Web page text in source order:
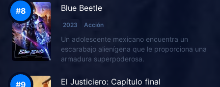
Blue Beetle
2023 Acción
Un adolescente mexicano encuentra un
escarabajo alienígena que le proporciona una
armadura superpoderosa.
El Justiciero: Capítulo final